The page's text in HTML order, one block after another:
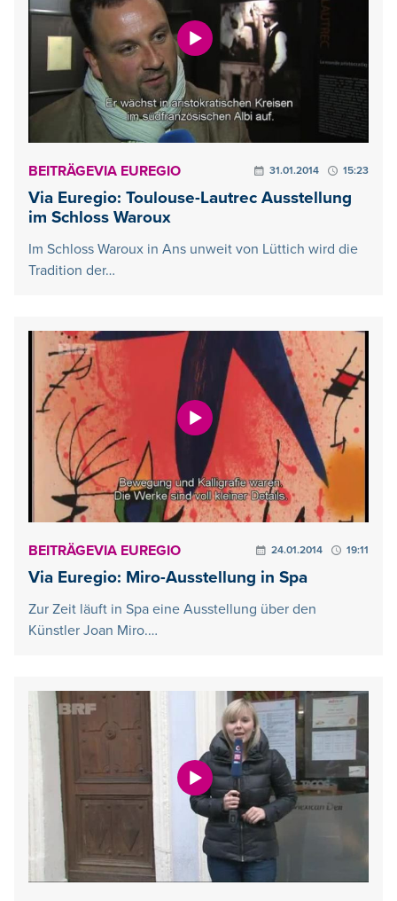
BEITRÄGEVIA EUREGIO 31.01.2014 15:23
Via Euregio: Toulouse-Lautrec Ausstellung
im Schloss Waroux
Im Schloss Waroux in Ans unweit von Lüttich wird die
Tradition der…
BEITRÄGEVIA EUREGIO 24.01.2014 19:11
Via Euregio: Miro-Ausstellung in Spa
Zur Zeit läuft in Spa eine Ausstellung über den
Künstler Joan Miro.…